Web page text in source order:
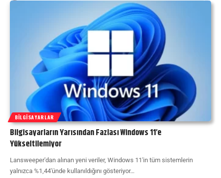
BILGISAYARLAR
Bilgisayarların Yarısından Fazlası Windows 11’e
Yükseltilemiyor
Lansweeper'dan alınan yeni veriler, Windows 11'in tüm sistemlerin
yalnızca %1,44'ünde kullanıldığını gösteriyor…